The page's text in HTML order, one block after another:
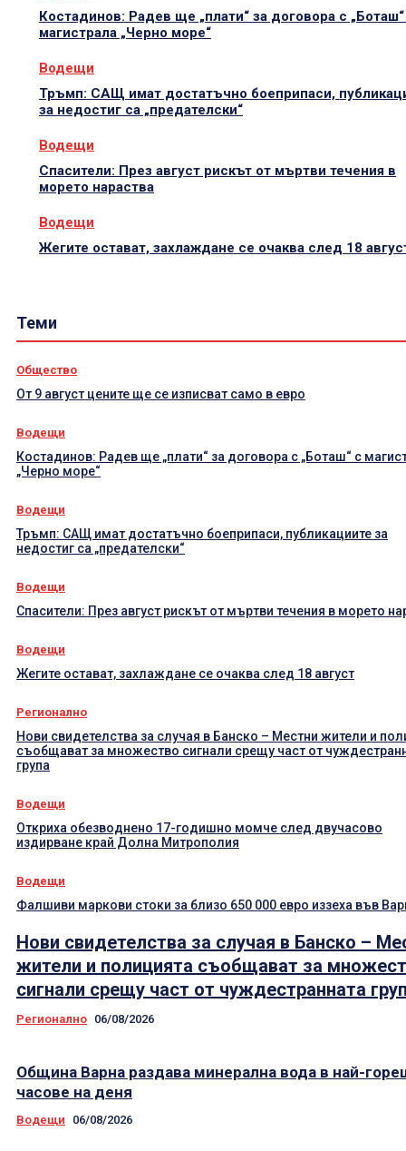
Костадинов: Радев ще „плати“ за договора с
магистрала „Черно море“
Водещи
Тръмп: САЩ имат достатъчно боеприпаси,
за недостиг са „предателски“
Водещи
Спасители: През август рискът от мъртви течения в
морето нараства
Водещи
Жегите остават, захлаждане се очаква след 18
Теми
Общество
От 9 август цените ще се изписват само в евро
Водещи
Костадинов: Радев ще „плати“ за договора с „Боташ“ с
„Черно море“
Водещи
Тръмп: САЩ имат достатъчно боеприпаси, публикациите за
недостиг са „предателски“
Водещи
Спасители: През август рискът от мъртви течения в морето
Водещи
Жегите остават, захлаждане се очаква след 18 август
Регионално
Нови свидетелства за случая в Банско – Местни жители и
съобщават за множество сигнали срещу част от
група
Водещи
Откриха обезводнено 17-годишно момче след двучасово
издирване край Долна Митрополия
Водещи
Фалшиви маркови стоки за близо 650 000 евро иззеха във
Нови свидетелства за случая в Банско –
жители и полицията съобщават за
сигнали срещу част от чуждестранната
Регионално 06/08/2026
Община Варна раздава минерална вода в най-
часове на деня
Водещи 06/08/2026